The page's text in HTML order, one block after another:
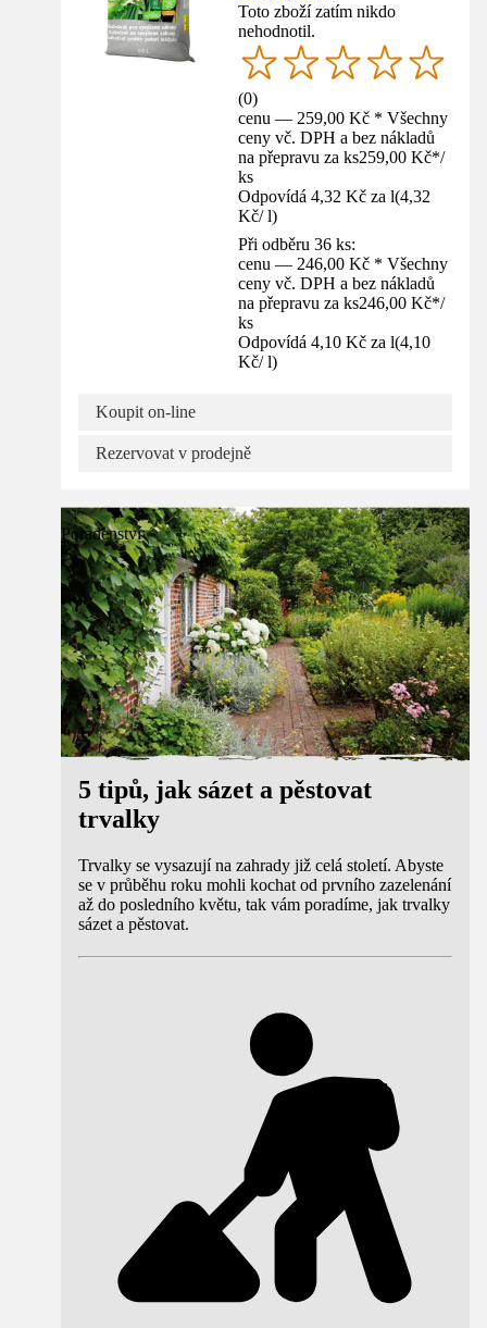
Toto zboží zatím nikdo
nehodnotil.
(0)
cenu — 259,00 Kč * Všechny
ceny vč. DPH a bez nákladů
na přepravu za ks259,00 Kč*/
ks
Odpovídá 4,32 Kč za l(4,32
Kč/ l)
Při odběru 36 ks:
cenu — 246,00 Kč * Všechny
ceny vč. DPH a bez nákladů
na přepravu za ks246,00 Kč*/
ks
Odpovídá 4,10 Kč za l(4,10
Kč/ l)
Koupit on-line
Rezervovat v prodejně
Poradenství
5 tipů, jak sázet a pěstovat
trvalky
Trvalky se vysazují na zahrady již celá století. Abyste
se v průběhu roku mohli kochat od prvního zazelenání
až do posledního květu, tak vám poradíme, jak trvalky
sázet a pěstovat.